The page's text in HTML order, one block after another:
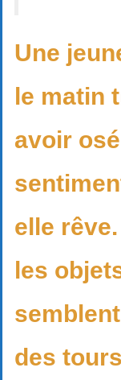
Une
le matin
avoir
elle
les
des